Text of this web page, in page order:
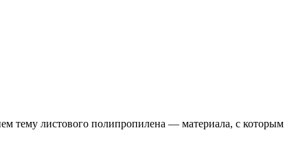
тему листового полипропилена — материала, с которым